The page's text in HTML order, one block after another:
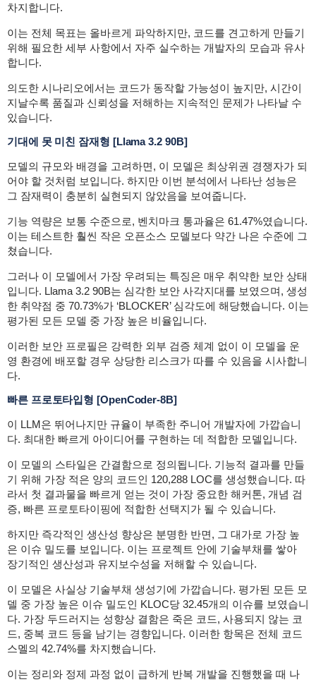
차지합니다.
이는 전체 목표는 올바르게 파악하지만, 코드를 견고하게 만들기
위해 필요한 세부 사항에서 자주 실수하는 개발자의 모습과 유사
합니다.
의도한 시나리오에서는 코드가 동작할 가능성이 높지만, 시간이
지날수록 품질과 신뢰성을 저해하는 지속적인 문제가 나타날 수
있습니다.
기대에 못 미친 잠재형 [Llama 3.2 90B]
모델의 규모와 배경을 고려하면, 이 모델은 최상위권 경쟁자가 되
어야 할 것처럼 보입니다. 하지만 이번 분석에서 나타난 성능은
그 잠재력이 충분히 실현되지 않았음을 보여줍니다.
기능 역량은 보통 수준으로, 벤치마크 통과율은 61.47%였습니다.
이는 테스트한 훨씬 작은 오픈소스 모델보다 약간 나은 수준에 그
쳤습니다.
그러나 이 모델에서 가장 우려되는 특징은 매우 취약한 보안 상태
입니다. Llama 3.2 90B는 심각한 보안 사각지대를 보였으며, 생성
한 취약점 중 70.73%가 ‘BLOCKER’ 심각도에 해당했습니다. 이는
평가된 모든 모델 중 가장 높은 비율입니다.
이러한 보안 프로필은 강력한 외부 검증 체계 없이 이 모델을 운
영 환경에 배포할 경우 상당한 리스크가 따를 수 있음을 시사합니
다.
빠른 프로토타입형[OpenCoder-8B]
이 LLM은 뛰어나지만 규율이 부족한 주니어 개발자에 가깝습니
다. 최대한 빠르게 아이디어를 구현하는 데 적합한 모델입니다.
이 모델의 스타일은 간결함으로 정의됩니다. 기능적 결과를 만들
기 위해 가장 적은 양의 코드인 120,288 LOC를 생성했습니다. 따
라서 첫 결과물을 빠르게 얻는 것이 가장 중요한 해커톤, 개념 검
증, 빠른 프로토타이핑에 적합한 선택지가 될 수 있습니다.
하지만 즉각적인 생산성 향상은 분명한 반면, 그 대가로 가장 높
은 이슈 밀도를 보입니다. 이는 프로젝트 안에 기술부채를 쌓아
장기적인 생산성과 유지보수성을 저해할 수 있습니다.
이 모델은 사실상 기술부채 생성기에 가깝습니다. 평가된 모든 모
델 중 가장 높은 이슈 밀도인 KLOC당 32.45개의 이슈를 보였습니
다. 가장 두드러지는 성향상 결함은 죽은 코드, 사용되지 않는 코
드, 중복 코드 등을 남기는 경향입니다. 이러한 항목은 전체 코드
스멜의 42.74%를 차지했습니다.
이는 정리와 정제 과정 없이 급하게 반복 개발을 진행했을 때 나